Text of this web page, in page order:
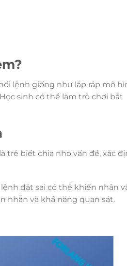
lệnh giống như lắp ráp mô
sinh có thể làm trò chơi bắt
trẻ biết chia nhỏ vấn đề, xác
đặt sai có thể khiến nhân
nhẫn và khả năng quan sát.